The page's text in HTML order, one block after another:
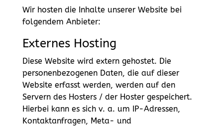
Wir hosten die Inhalte unserer Website bei
folgendem Anbieter:
Externes Hosting
Diese Website wird extern gehostet. Die
personenbezogenen Daten, die auf dieser
Website erfasst werden, werden auf den
Servern des Hosters / der Hoster gespeichert.
Hierbei kann es sich v. a. um IP-Adressen,
Kontaktanfragen, Meta- und